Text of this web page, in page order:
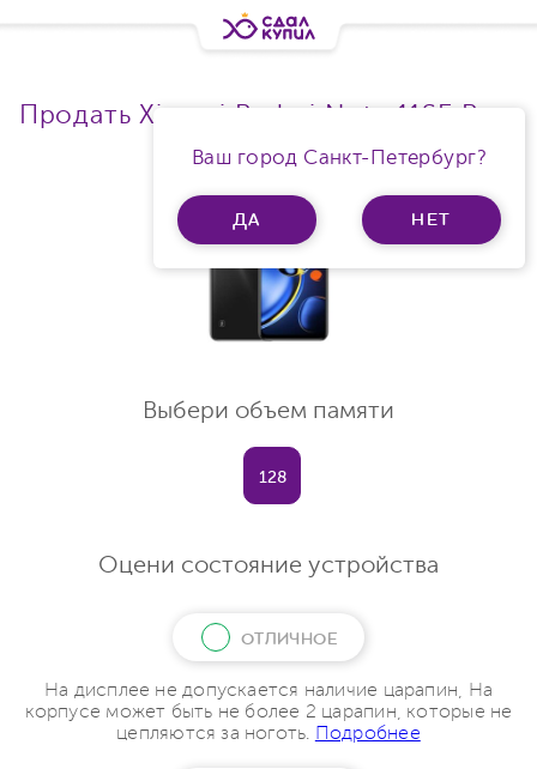
Ваш город Санкт-Петербург?
ДА НЕТ
Продать Xiaomi Redmi Note 11SE Ram
8Gb
Выбери объем памяти
128
Оцени состояние устройства
ОТЛИЧНОЕ
На дисплее не допускается наличие царапин, На
корпусе может быть не более 2 царапин, которые не
цепляются за ноготь. Подробнее